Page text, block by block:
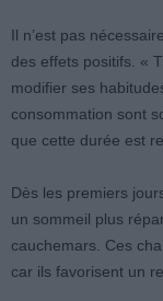
Il n’est pas
des effets positifs. «
modifier ses
consommation sont
que cette durée est
Dès les premiers
un sommeil plus
cauchemars. Ces
car ils favorisent un